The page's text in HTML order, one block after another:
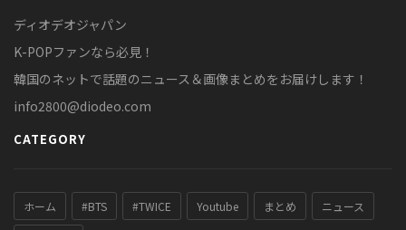
ディオデオジャパン
K-POPファンなら必見！
韓国のネットで話題のニュース＆画像まとめをお届けします！
info2800@diodeo.com
CATEGORY
ホーム #BTS #TWICE Youtube まとめ ニュース